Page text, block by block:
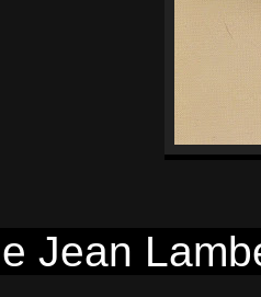
Jean